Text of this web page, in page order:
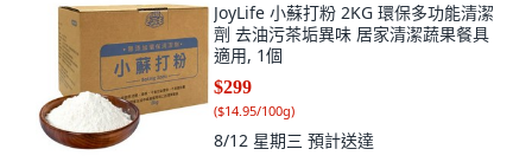
JoyLife 小蘇打粉 2KG 環保多功能清潔
劑 去油污茶垢異味 居家清潔蔬果餐具
適用, 1個
$299
($14.95/100g)
8/12 星期三 預計送達